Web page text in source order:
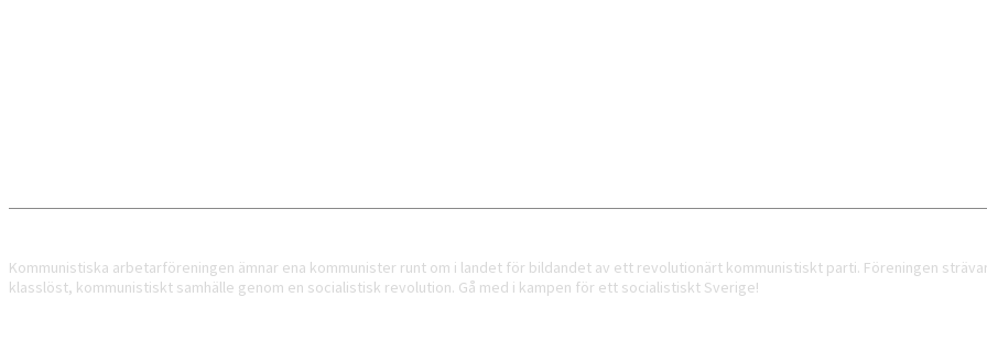
Kommunistiska arbetarföreningen ämnar ena kommunister runt om i landet för bildandet av ett revolutionärt kommunistiskt parti. Föreningen
klasslöst, kommunistiskt samhälle genom en socialistisk revolution. Gå med i kampen för ett socialistiskt Sverige!